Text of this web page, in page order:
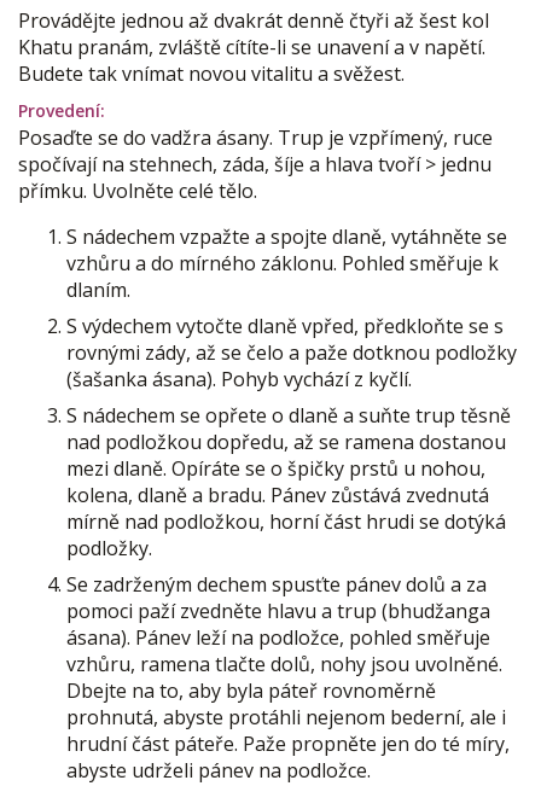
Provádějte jednou až dvakrát denně čtyři až šest kol
Khatu pranám, zvláště cítíte-li se unavení a v napětí.
Budete tak vnímat novou vitalitu a svěžest.
Provedení:
Posaďte se do vadžra ásany. Trup je vzpřímený, ruce
spočívají na stehnech, záda, šíje a hlava tvoří > jednu
přímku. Uvolněte celé tělo.
S nádechem vzpažte a spojte dlaně, vytáhněte se
vzhůru a do mírného záklonu. Pohled směřuje k
dlaním.
S výdechem vytočte dlaně vpřed, předkloňte se s
rovnými zády, až se čelo a paže dotknou podložky
(šašanka ásana). Pohyb vychází z kyčlí.
S nádechem se opřete o dlaně a suňte trup těsně
nad podložkou dopředu, až se ramena dostanou
mezi dlaně. Opíráte se o špičky prstů u nohou,
kolena, dlaně a bradu. Pánev zůstává zvednutá
mírně nad podložkou, horní část hrudi se dotýká
podložky.
Se zadrženým dechem spusťte pánev dolů a za
pomoci paží zvedněte hlavu a trup (bhudžanga
ásana). Pánev leží na podložce, pohled směřuje
vzhůru, ramena tlačte dolů, nohy jsou uvolněné.
Dbejte na to, aby byla páteř rovnoměrně
prohnutá, abyste protáhli nejenom bederní, ale i
hrudní část páteře. Paže propněte jen do té míry,
abyste udrželi pánev na podložce.